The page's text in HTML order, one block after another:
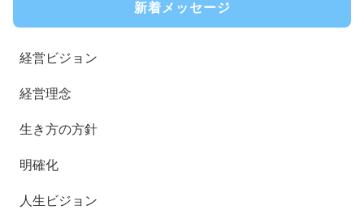
新着メッセージ
経営ビジョン
経営理念
生き方の方針
明確化
人生ビジョン